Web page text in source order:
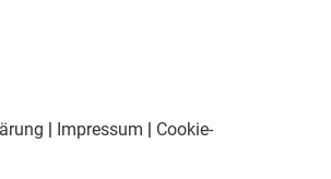
Impressum
Cookie-